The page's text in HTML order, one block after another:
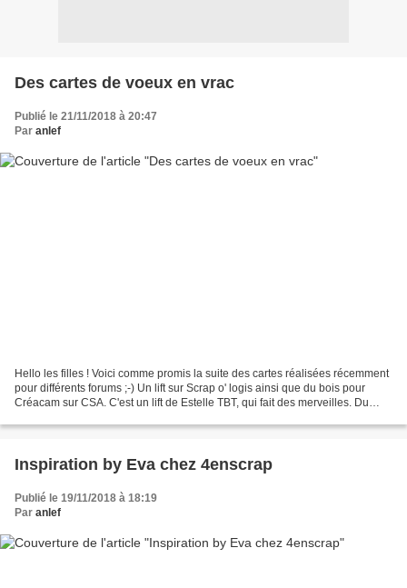
Des cartes de voeux en vrac
Publié le 21/11/2018 à 20:47
Par anlef
Hello les filles ! Voici comme promis la suite des cartes réalisées récemment
pour différents forums ;-) Un lift sur Scrap o' logis ainsi que du bois pour
Créacam sur CSA. C'est un lift de Estelle TBT, qui fait des merveilles. Du
Inspiration by Eva chez 4enscrap
Publié le 19/11/2018 à 18:19
Par anlef